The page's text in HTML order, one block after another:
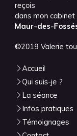
reçois
dans mon cabinet
Maur-des-
©2019 Valerie
Accueil
Qui suis-je ?
La séance
Infos pratiques
Témoignages